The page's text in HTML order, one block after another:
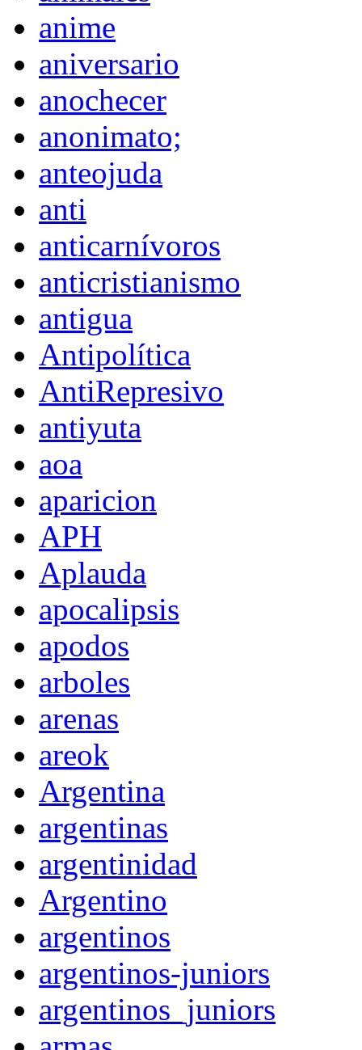
anime
aniversario
anochecer
anonimato;
anteojuda
anti
anticarnívoros
anticristianismo
antigua
Antipolítica
AntiRepresivo
antiyuta
aoa
aparicion
APH
Aplauda
apocalipsis
apodos
arboles
arenas
areok
Argentina
argentinas
argentinidad
Argentino
argentinos
argentinos-juniors
argentinos_juniors